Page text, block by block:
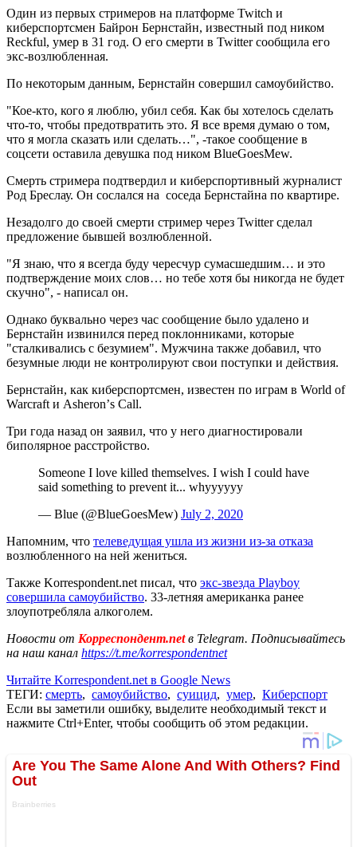
Один из первых стримеров на платформе Twitch и
киберспортсмен Байрон Бернстайн, известный под ником
Reckful, умер в 31 год. О его смерти в Twitter сообщила его
экс-возлюбленная.
По некоторым данным, Бернстайн совершил самоубийство.
"Кое-кто, кого я люблю, убил себя. Как бы хотелось сделать
что-то, чтобы предотвратить это. Я все время думаю о том,
что я могла сказать или сделать…", -такое сообщение в
соцсети оставила девушка под ником BlueGoesMew.
Смерть стримера подтвердил и киберспортивный журналист
Род Бреслау. Он сослался на соседа Бернстайна по квартире.
Незадолго до своей смерти стример через Twitter сделал
предложение бывшей возлюбленной.
"Я знаю, что я всегда буду чересчур сумасшедшим… и это
подтверждение моих слов… но тебе хотя бы никогда не будет
скучно", - написал он.
Однако буквально через час сообщение было удалено и
Бернстайн извинился перед поклонниками, которые
"сталкивались с безумием". Мужчина также добавил, что
безумные люди не контролируют свои поступки и действия.
Бернстайн, как киберспортсмен, известен по играм в World of
Warcraft и Asheronʼs Call.
Три года назад он заявил, что у него диагностировали
биполярное расстройство.
Someone I love killed themselves. I wish I could have
said something to prevent it... whyyyyyy
— Blue (@BlueGoesMew) July 2, 2020
Напомним, что телеведущая ушла из жизни из-за отказа
возлюбленного на ней жениться.
Также Korrespondent.net писал, что экс-звезда Playboy
совершила самоубийство. 33-летняя американка ранее
злоупотребляла алкоголем.
Новости от Корреспондент.netв Telegram. Подписывайтесь
на наш канал https://t.me/korrespondentnet
Читайте Korrespondent.net в Google News
ТЕГИ: смерть, самоубийство, суицид, умер, Киберспорт
Если вы заметили ошибку, выделите необходимый текст и
нажмите Ctrl+Enter, чтобы сообщить об этом редакции.